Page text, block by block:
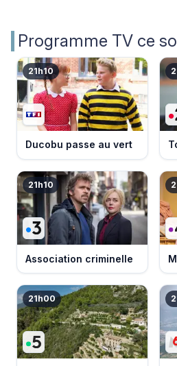
Programme TV ce
21h10
Ducobu passe au vert
21h10
Association criminelle
21h00